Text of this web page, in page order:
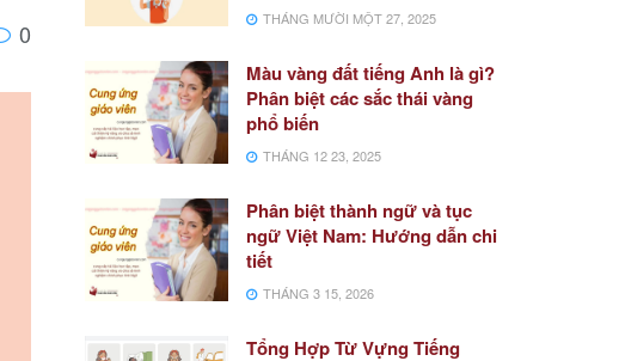
0 THÁNG MƯỜI MỘT 27, 2025
Màu vàng đất tiếng Anh là gì?
Phân biệt các sắc thái vàng
phổ biến
THÁNG 12 23, 2025
Phân biệt thành ngữ và tục
ngữ Việt Nam: Hướng dẫn chi
tiết
THÁNG 3 15, 2026
Tổng Hợp Từ Vựng Tiếng